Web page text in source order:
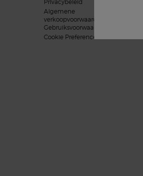
Privacybeleid
Algemene
verkoopvoorwaarden
Gebruiksvoorwaarden
Cookie Preferences